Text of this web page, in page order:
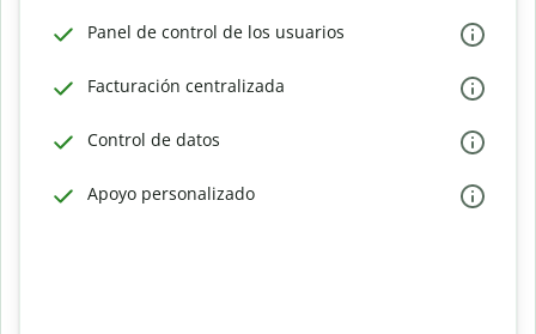
Panel de control de los usuarios
Facturación centralizada
Control de datos
Apoyo personalizado